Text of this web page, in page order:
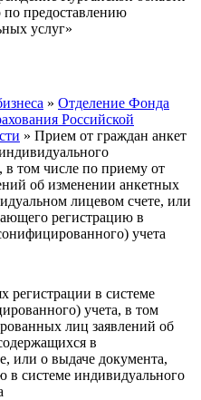
предоставлению
услуг»
» Отделение Фонда
Российской
» Прием от граждан анкет
в том числе по приему от
об изменении анкетных
лицевом счете, или
регистрацию в
учета
регистрации в системе
учета, в том
лиц заявлений об
в
или о выдаче документа,
в системе индивидуального